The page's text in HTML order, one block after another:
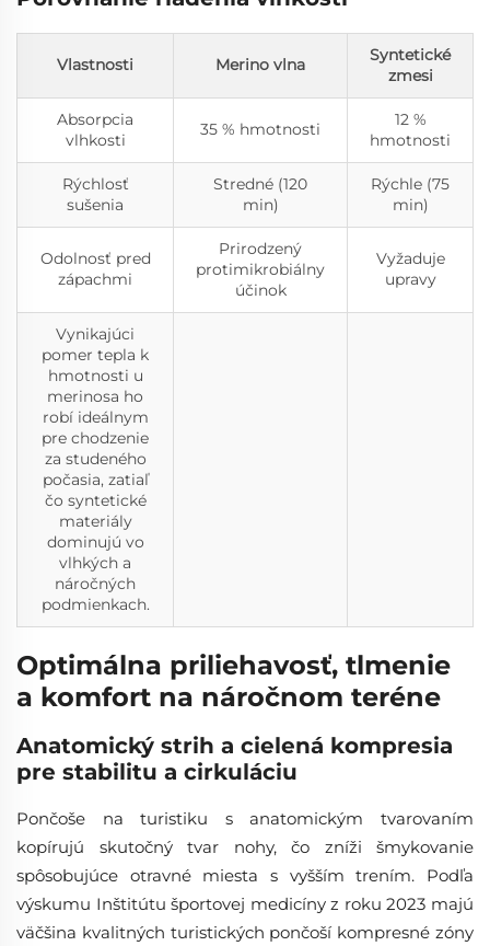
Vlastnosti Merino vlna
Syntetické
zmesi
Absorpcia
vlhkosti
35 % hmotnosti
12 %
hmotnosti
Rýchlosť
sušenia
Stredné (120
min)
Rýchle (75
min)
Odolnosť pred
zápachmi
Prirodzený
protimikrobiálny
účinok
Vyžaduje
upravy
Vynikajúci
pomer tepla k
hmotnosti u
merinosa ho
robí ideálnym
pre chodzenie
za studeného
počasia, zatiaľ
čo syntetické
materiály
dominujú vo
vlhkých a
náročných
podmienkach.
Optimálna priliehavosť, tlmenie
a komfort na náročnom teréne
Anatomický strih a cielená kompresia
pre stabilitu a cirkuláciu
Pončoše na turistiku s anatomickým tvarovaním
kopírujú skutočný tvar nohy, čo zníži šmykovanie
spôsobujúce otravné miesta s vyšším trením. Podľa
výskumu Inštitútu športovej medicíny z roku 2023 majú
väčšina kvalitných turistických pončoší kompresné zóny